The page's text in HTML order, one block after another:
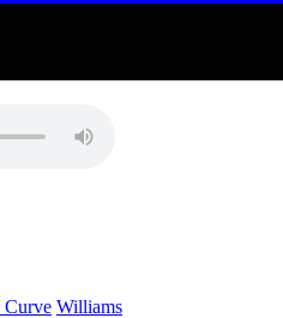
Curve Williams